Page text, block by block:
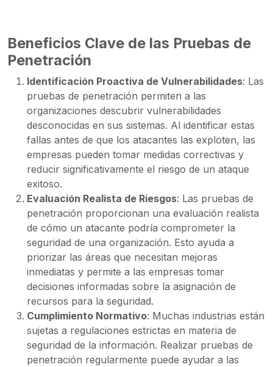
Beneficios Clave de las Pruebas de
Penetración
Identificación Proactiva de Vulnerabilidades: Las
pruebas de penetración permiten a las
organizaciones descubrir vulnerabilidades
desconocidas en sus sistemas. Al identificar estas
fallas antes de que los atacantes las exploten, las
empresas pueden tomar medidas correctivas y
reducir significativamente el riesgo de un ataque
exitoso.
Evaluación Realista de Riesgos: Las pruebas de
penetración proporcionan una evaluación realista
de cómo un atacante podría comprometer la
seguridad de una organización. Esto ayuda a
priorizar las áreas que necesitan mejoras
inmediatas y permite a las empresas tomar
decisiones informadas sobre la asignación de
recursos para la seguridad.
Cumplimiento Normativo: Muchas industrias están
sujetas a regulaciones estrictas en materia de
seguridad de la información. Realizar pruebas de
penetración regularmente puede ayudar a las